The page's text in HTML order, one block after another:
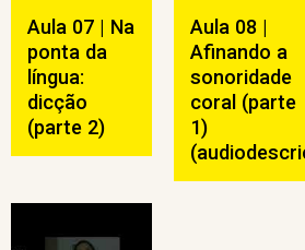
Aula 07 | Na
ponta da
língua:
dicção
(parte 2)
Aula 08 |
Afinando a
sonoridade
coral (parte
1)